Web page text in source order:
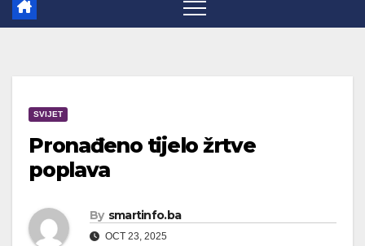
SVIJET
Pronađeno tijelo žrtve
poplava
By smartinfo.ba
OCT 23, 2025